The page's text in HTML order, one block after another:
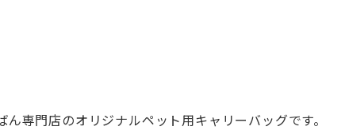
ん専門店のオリジナルペット用キャリーバッグです。